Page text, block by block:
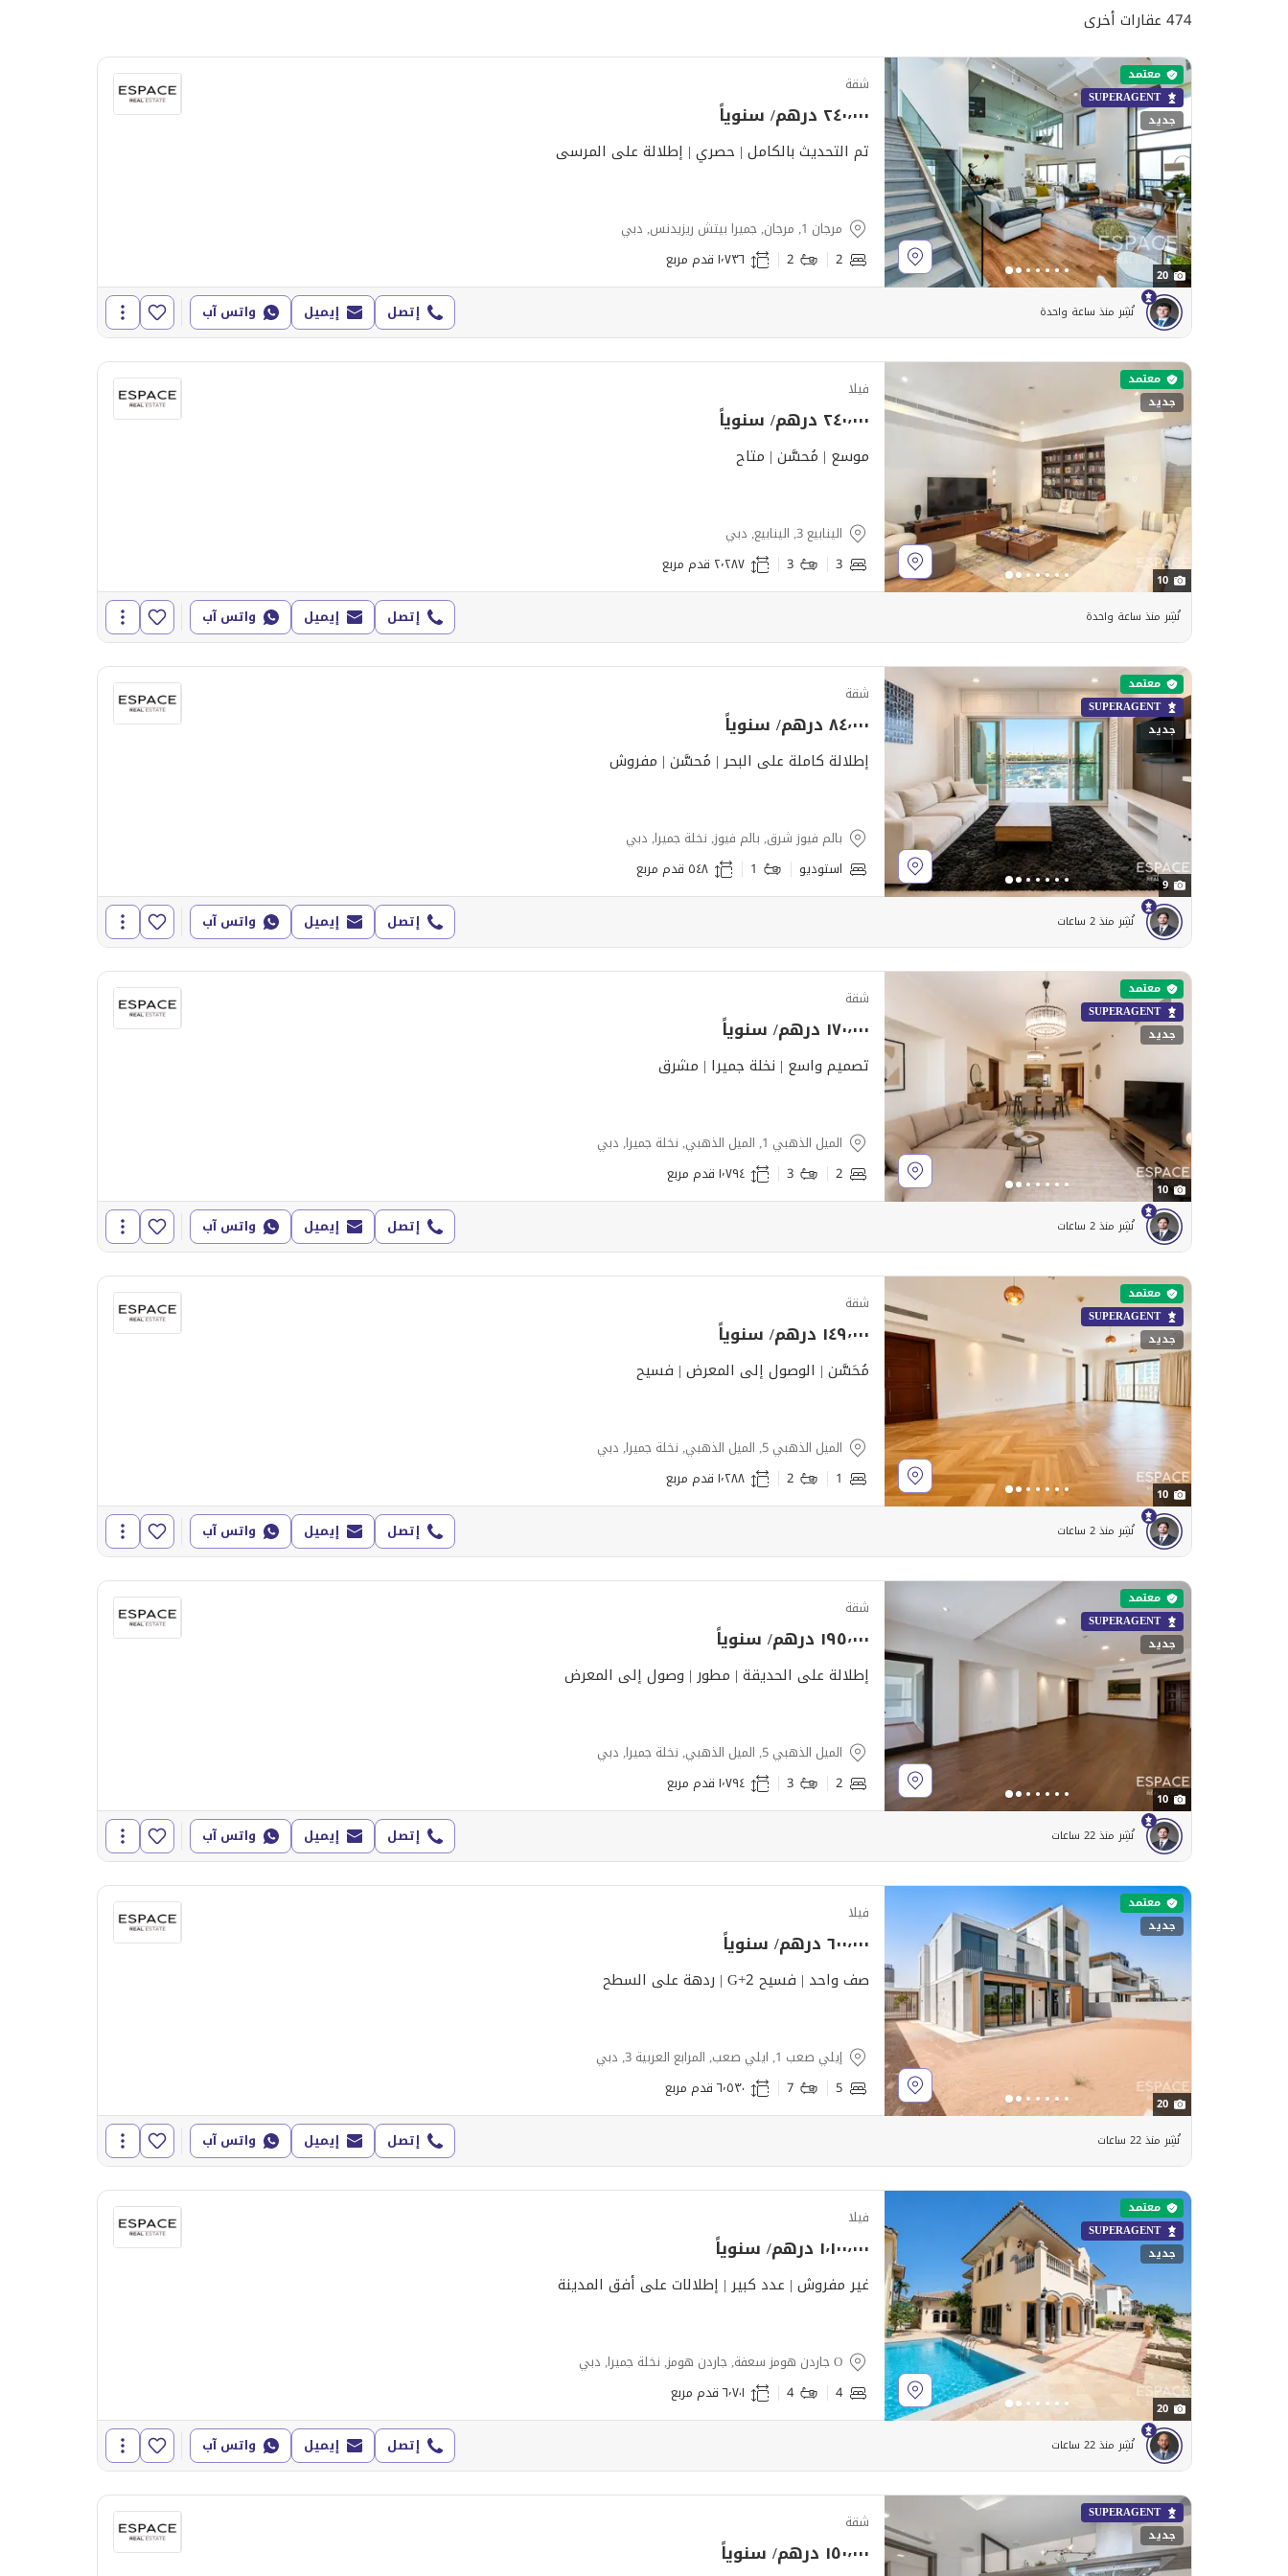
474 عقارات أخرى
معتمد
SUPERAGENT
جديد
20
شقة
٢٤٠٬٠٠٠ درهم/ سنوياً
تم التحديث بالكامل | حصري | إطلالة على المرسى
مرجان 1, مرجان, جميرا بيتش ريزيدنس, دبي
2
2 ١٬٧٣٦ قدم مربع
نُشِر منذ ساعة واحدة إتصل إيميل واتس آب
معتمد
جديد
10
فيلا
٢٤٠٬٠٠٠ درهم/ سنوياً
موسع | مُحسَّن | متاح
الينابيع 3, الينابيع, دبي
3
3 ٢٬٢٨٧ قدم مربع
نُشِر منذ ساعة واحدة إتصل إيميل واتس آب
معتمد
SUPERAGENT
جديد
9
شقة
٨٤٬٠٠٠ درهم/ سنوياً
إطلالة كاملة على البحر | مُحسَّن | مفروش
بالم فيوز شرق, بالم فيوز, نخلة جميرا, دبي
استوديو
1 ٥٤٨ قدم مربع
نُشِر منذ 2 ساعات إتصل إيميل واتس آب
معتمد
SUPERAGENT
جديد
10
شقة
١٧٠٬٠٠٠ درهم/ سنوياً
تصميم واسع | نخلة جميرا | مشرق
الميل الذهبي 1, الميل الذهبي, نخلة جميرا, دبي
2
3 ١٬٧٩٤ قدم مربع
نُشِر منذ 2 ساعات إتصل إيميل واتس آب
معتمد
SUPERAGENT
جديد
10
شقة
١٤٩٬٠٠٠ درهم/ سنوياً
مُحَسَّن | الوصول إلى المعرض | فسيح
الميل الذهبي 5, الميل الذهبي, نخلة جميرا, دبي
1
2 ١٬٢٨٨ قدم مربع
نُشِر منذ 2 ساعات إتصل إيميل واتس آب
معتمد
SUPERAGENT
جديد
10
شقة
١٩٥٬٠٠٠ درهم/ سنوياً
إطلالة على الحديقة | مطور | وصول إلى المعرض
الميل الذهبي 5, الميل الذهبي, نخلة جميرا, دبي
2
3 ١٬٧٩٤ قدم مربع
نُشِر منذ 22 ساعات إتصل إيميل واتس آب
معتمد
جديد
20
فيلا
٦٠٠٬٠٠٠ درهم/ سنوياً
صف واحد | فسيح G+2 | ردهة على السطح
إيلي صعب 1, ايلي صعب, المرابع العربية 3, دبي
5
7 ٦٬٥٣٠ قدم مربع
نُشِر منذ 22 ساعات إتصل إيميل واتس آب
معتمد
SUPERAGENT
جديد
20
فيلا
١٬١٠٠٬٠٠٠ درهم/ سنوياً
غير مفروش | عدد كبير | إطلالات على أفق المدينة
O جاردن هومز سعفة, جاردن هومز, نخلة جميرا, دبي
4
4 ٦٬٧٠١ قدم مربع
نُشِر منذ 22 ساعات إتصل إيميل واتس آب
SUPERAGENT
جديد
شقة
١٥٠٬٠٠٠ درهم/ سنوياً